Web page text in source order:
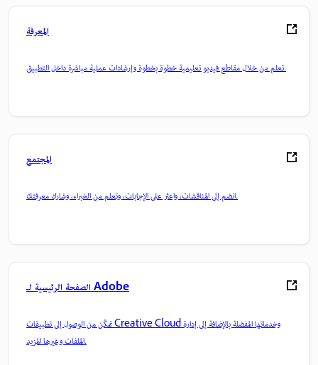
المعرفة
تعلم من خلال مقاطع فيديو تعليمية خطوة بخطوة وإرشادات عملية مباشرة داخل التطبيق.
المجتمع
انضم إلى المناقشات، واعثر على الإجابات، وتعلم من الخبراء، وشارك معرفتك.
الصفحة الرئيسية لـ Adobe
تمكّن من الوصول إلى تطبيقات Creative Cloud وخدماتها المفضلة بالإضافة إلى إدارة
الملفات وغيرها المزيد.